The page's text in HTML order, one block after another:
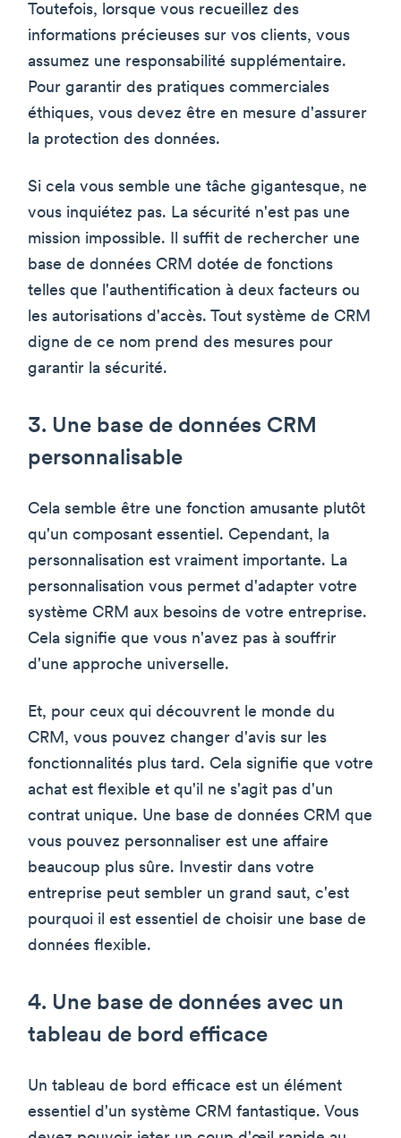
Toutefois, lorsque vous recueillez des
informations précieuses sur vos clients, vous
assumez une responsabilité supplémentaire.
Pour garantir des pratiques commerciales
éthiques, vous devez être en mesure d'assurer
la protection des données.
Si cela vous semble une tâche gigantesque, ne
vous inquiétez pas. La sécurité n'est pas une
mission impossible. Il suffit de rechercher une
base de données CRM dotée de fonctions
telles que l'authentification à deux facteurs ou
les autorisations d'accès. Tout système de CRM
digne de ce nom prend des mesures pour
garantir la sécurité.
3. Une base de données CRM
personnalisable
Cela semble être une fonction amusante plutôt
qu'un composant essentiel. Cependant, la
personnalisation est vraiment importante. La
personnalisation vous permet d'adapter votre
système CRM aux besoins de votre entreprise.
Cela signifie que vous n'avez pas à souffrir
d'une approche universelle.
Et, pour ceux qui découvrent le monde du
CRM, vous pouvez changer d'avis sur les
fonctionnalités plus tard. Cela signifie que votre
achat est flexible et qu'il ne s'agit pas d'un
contrat unique. Une base de données CRM que
vous pouvez personnaliser est une affaire
beaucoup plus sûre. Investir dans votre
entreprise peut sembler un grand saut, c'est
pourquoi il est essentiel de choisir une base de
données flexible.
4. Une base de données avec un
tableau de bord efficace
Un tableau de bord efficace est un élément
essentiel d'un système CRM fantastique. Vous